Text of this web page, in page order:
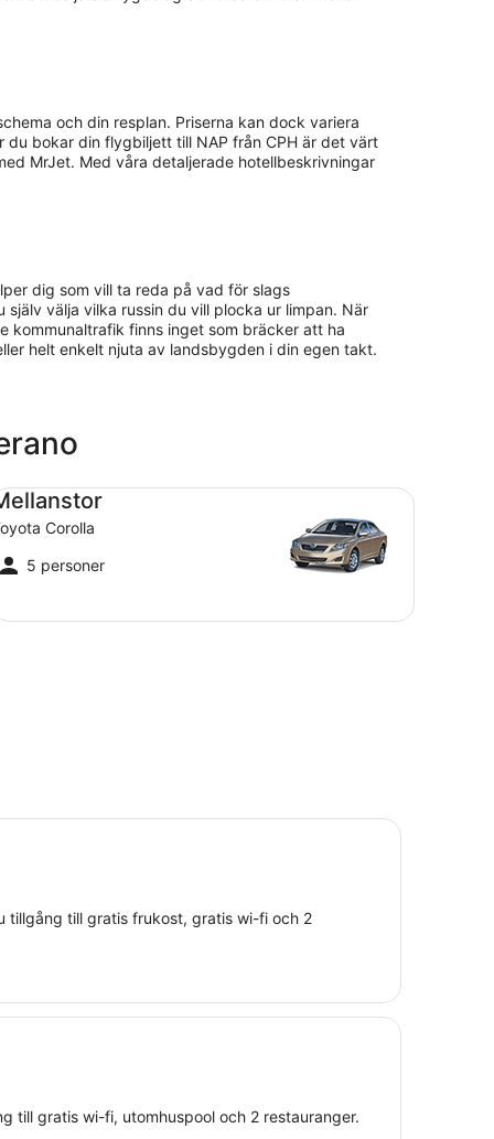
och din resplan. Priserna kan dock variera
bokar din flygbiljett till NAP från CPH är det värt
MrJet. Med våra detaljerade hotellbeskrivningar
dig som vill ta reda på vad för slags
själv välja vilka russin du vill plocka ur limpan. När
kommunaltrafik finns inget som bräcker att ha
helt enkelt njuta av landsbygden i din egen takt.
Corolla
5 personer
Toyota Corolla
tillgång till gratis frukost, gratis wi-fi och 2
till gratis wi-fi, utomhuspool och 2 restauranger.